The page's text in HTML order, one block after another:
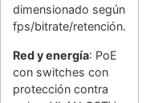
dimensionado según
fps/bitrate/retención.
Red y energía: PoE
con switches con
protección contra